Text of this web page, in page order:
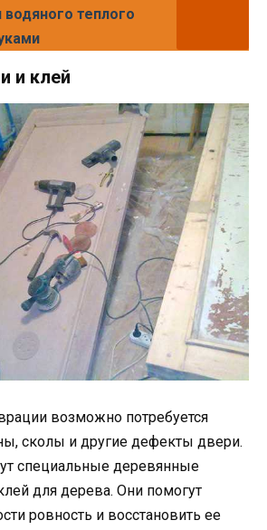
теплого
и клей
возможно потребуется
сколы и другие дефекты двери.
специальные деревянные
для дерева. Они помогут
ровность и восстановить ее